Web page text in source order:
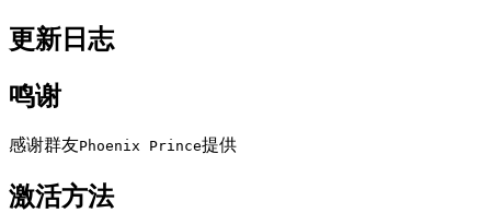
更新日志
鸣谢
感谢群友Phoenix Prince提供
激活方法